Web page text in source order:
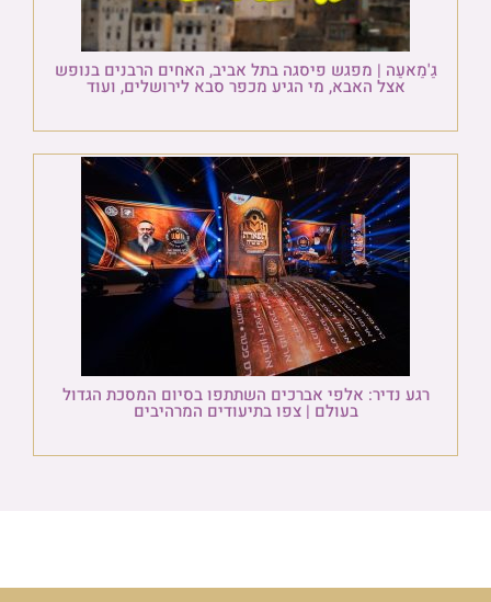
גַ'מַאעַה | מפגש פיסגה בתל אביב, האחים הרבנים בנופש
אצל האבא, מי הגיע מכפר סבא לירושלים, ועוד
רגע נדיר: אלפי אברכים השתתפו בסיום המסכת הגדול
בעולם | צפו בתיעודים המרהיבים